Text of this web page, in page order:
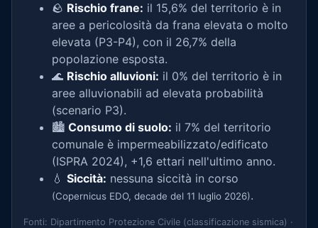
🪨 Rischio frane: il 15,6% del territorio è in
aree a pericolosità da frana elevata o molto
elevata (P3-P4), con il 26,7% della
popolazione esposta.
🌊 Rischio alluvioni: il 0% del territorio è in
aree alluvionabili ad elevata probabilità
(scenario P3).
🏙️ Consumo di suolo: il 7% del territorio
comunale è impermeabilizzato/edificato
(ISPRA 2024), +1,6 ettari nell'ultimo anno.
💧 Siccità: nessuna siccità in corso
(Copernicus EDO, decade del 11 luglio 2026).
Fonti: Dipartimento Protezione Civile (classificazione sismica) ·